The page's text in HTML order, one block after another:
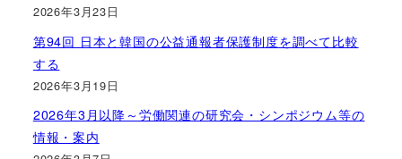
2026年3月23日
第94回 日本と韓国の公益通報者保護制度を調べて比較
する
2026年3月19日
2026年3月以降～労働関連の研究会・シンポジウム等の
情報・案内